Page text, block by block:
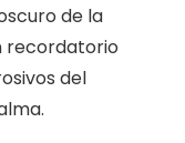
de la
recordatorio
del